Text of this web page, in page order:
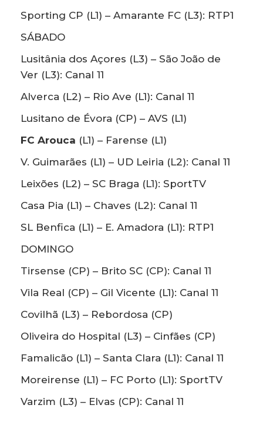
Sporting CP (L1) – Amarante FC (L3): RTP1
SÁBADO
Lusitânia dos Açores (L3) – São João de
Ver (L3): Canal 11
Alverca (L2) – Rio Ave (L1): Canal 11
Lusitano de Évora (CP) – AVS (L1)
FC Arouca (L1) – Farense (L1)
V. Guimarães (L1) – UD Leiria (L2): Canal 11
Leixões (L2) – SC Braga (L1): SportTV
Casa Pia (L1) – Chaves (L2): Canal 11
SL Benfica (L1) – E. Amadora (L1): RTP1
DOMINGO
Tirsense (CP) – Brito SC (CP): Canal 11
Vila Real (CP) – Gil Vicente (L1): Canal 11
Covilhã (L3) – Rebordosa (CP)
Oliveira do Hospital (L3) – Cinfães (CP)
Famalicão (L1) – Santa Clara (L1): Canal 11
Moreirense (L1) – FC Porto (L1): SportTV
Varzim (L3) – Elvas (CP): Canal 11